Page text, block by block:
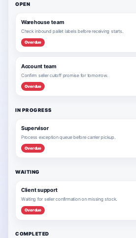
OPEN
Warehouse team
Check inbound pallet labels before receiving starts.
Overdue
Account team
Confirm seller cutoff promise for tomorrow.
Overdue
IN PROGRESS
Supervisor
Process exception queue before carrier pickup.
Overdue
WAITING
Client support
Waiting for seller confirmation on missing stock.
Overdue
COMPLETED